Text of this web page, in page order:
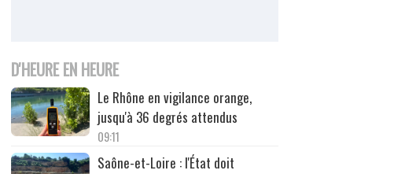
D'HEURE EN HEURE
Le Rhône en vigilance orange,
jusqu'à 36 degrés attendus
09:11
Saône-et-Loire : l'État doit